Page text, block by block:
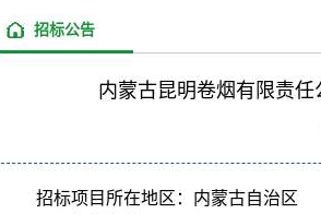
招标公告
内蒙古昆明卷烟有限责任
招标项目所在地区：内蒙古自治区